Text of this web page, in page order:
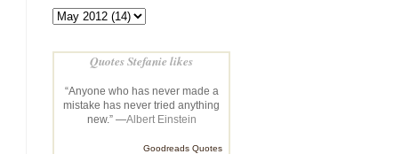
Quotes Stefanie likes
“Anyone who has never made a
mistake has never tried anything
new.” —Albert Einstein
Goodreads Quotes